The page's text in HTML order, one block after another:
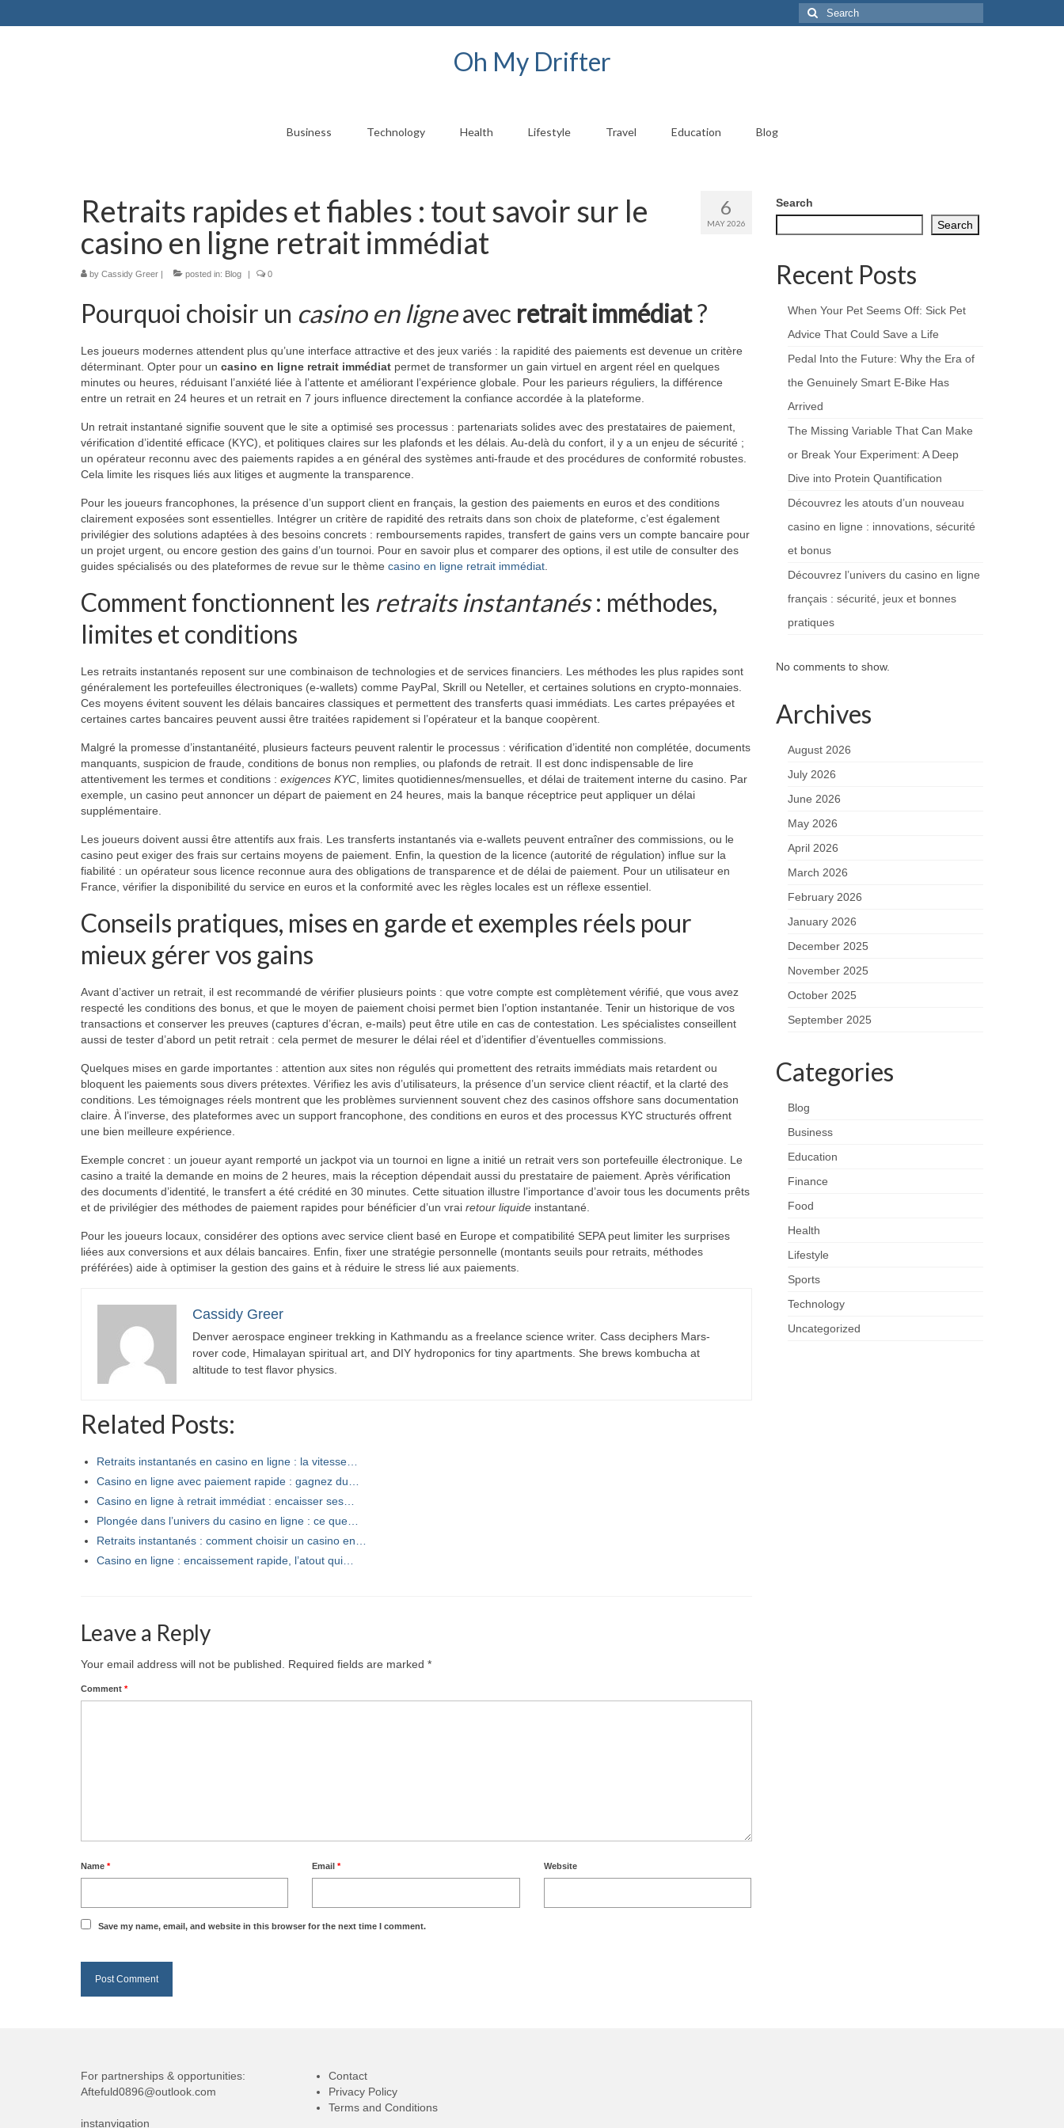
Search
for:
Oh My Drifter
Business Technology Health Lifestyle Travel Education Blog
6
MAY 2026
Retraits rapides et fiables : tout savoir sur le
casino en ligne retrait immédiat
by Cassidy Greer | posted in: Blog | 0
Pourquoi choisir un casino en ligneavec retrait immédiat?
Les joueurs modernes attendent plus qu’une interface attractive et des jeux variés : la rapidité des paiements est devenue un critère
déterminant. Opter pour un casino en ligne retrait immédiat permet de transformer un gain virtuel en argent réel en quelques
minutes ou heures, réduisant l’anxiété liée à l’attente et améliorant l’expérience globale. Pour les parieurs réguliers, la différence
entre un retrait en 24 heures et un retrait en 7 jours influence directement la confiance accordée à la plateforme.
Un retrait instantané signifie souvent que le site a optimisé ses processus : partenariats solides avec des prestataires de paiement,
vérification d’identité efficace (KYC), et politiques claires sur les plafonds et les délais. Au-delà du confort, il y a un enjeu de sécurité ;
un opérateur reconnu avec des paiements rapides a en général des systèmes anti-fraude et des procédures de conformité robustes.
Cela limite les risques liés aux litiges et augmente la transparence.
Pour les joueurs francophones, la présence d’un support client en français, la gestion des paiements en euros et des conditions
clairement exposées sont essentielles. Intégrer un critère de rapidité des retraits dans son choix de plateforme, c’est également
privilégier des solutions adaptées à des besoins concrets : remboursements rapides, transfert de gains vers un compte bancaire pour
un projet urgent, ou encore gestion des gains d’un tournoi. Pour en savoir plus et comparer des options, il est utile de consulter des
guides spécialisés ou des plateformes de revue sur le thème casino en ligne retrait immédiat
Comment fonctionnent les retraits instantanés: méthodes,
limites et conditions
Les retraits instantanés reposent sur une combinaison de technologies et de services financiers. Les méthodes les plus rapides sont
généralement les portefeuilles électroniques (e-wallets) comme PayPal, Skrill ou Neteller, et certaines solutions en crypto-monnaies.
Ces moyens évitent souvent les délais bancaires classiques et permettent des transferts quasi immédiats. Les cartes prépayées et
certaines cartes bancaires peuvent aussi être traitées rapidement si l’opérateur et la banque coopèrent.
Malgré la promesse d’instantanéité, plusieurs facteurs peuvent ralentir le processus : vérification d’identité non complétée, documents
manquants, suspicion de fraude, conditions de bonus non remplies, ou plafonds de retrait. Il est donc indispensable de lire
attentivement les termes et conditions : exigences KYC , limites quotidiennes/mensuelles, et délai de traitement interne du casino. Par
exemple, un casino peut annoncer un départ de paiement en 24 heures, mais la banque réceptrice peut appliquer un délai
supplémentaire.
Les joueurs doivent aussi être attentifs aux frais. Les transferts instantanés via e-wallets peuvent entraîner des commissions, ou le
casino peut exiger des frais sur certains moyens de paiement. Enfin, la question de la licence (autorité de régulation) influe sur la
fiabilité : un opérateur sous licence reconnue aura des obligations de transparence et de délai de paiement. Pour un utilisateur en
France, vérifier la disponibilité du service en euros et la conformité avec les règles locales est un réflexe essentiel.
Conseils pratiques, mises en garde et exemples réels pour
mieux gérer vos gains
Avant d’activer un retrait, il est recommandé de vérifier plusieurs points : que votre compte est complètement vérifié, que vous avez
respecté les conditions des bonus, et que le moyen de paiement choisi permet bien l’option instantanée. Tenir un historique de vos
transactions et conserver les preuves (captures d’écran, e-mails) peut être utile en cas de contestation. Les spécialistes conseillent
aussi de tester d’abord un petit retrait : cela permet de mesurer le délai réel et d’identifier d’éventuelles commissions.
Quelques mises en garde importantes : attention aux sites non régulés qui promettent des retraits immédiats mais retardent ou
bloquent les paiements sous divers prétextes. Vérifiez les avis d’utilisateurs, la présence d’un service client réactif, et la clarté des
conditions. Les témoignages réels montrent que les problèmes surviennent souvent chez des casinos offshore sans documentation
claire. À l’inverse, des plateformes avec un support francophone, des conditions en euros et des processus KYC structurés offrent
une bien meilleure expérience.
Exemple concret : un joueur ayant remporté un jackpot via un tournoi en ligne a initié un retrait vers son portefeuille électronique. Le
casino a traité la demande en moins de 2 heures, mais la réception dépendait aussi du prestataire de paiement. Après vérification
des documents d’identité, le transfert a été crédité en 30 minutes. Cette situation illustre l’importance d’avoir tous les documents prêts
et de privilégier des méthodes de paiement rapides pour bénéficier d’un vrai retour liquide instantané.
Pour les joueurs locaux, considérer des options avec service client basé en Europe et compatibilité SEPA peut limiter les surprises
liées aux conversions et aux délais bancaires. Enfin, fixer une stratégie personnelle (montants seuils pour retraits, méthodes
préférées) aide à optimiser la gestion des gains et à réduire le stress lié aux paiements.
Cassidy Greer
Denver aerospace engineer trekking in Kathmandu as a freelance science writer. Cass deciphers Mars-
rover code, Himalayan spiritual art, and DIY hydroponics for tiny apartments. She brews kombucha at
altitude to test flavor physics.
Related Posts:
Retraits instantanés en casino en ligne : la vitesse…
Casino en ligne avec paiement rapide : gagnez du…
Casino en ligne à retrait immédiat : encaisser ses…
Plongée dans l’univers du casino en ligne : ce que…
Retraits instantanés : comment choisir un casino en…
Casino en ligne : encaissement rapide, l’atout qui…
Leave a Reply
Your email address will not be published. Required fields are marked *
Comment *
Name * Email* Website
Save my name, email, and website in this browser for the next time I comment.
Search
Search
Recent Posts
When Your Pet Seems Off: Sick Pet
Advice That Could Save a Life
Pedal Into the Future: Why the Era of
the Genuinely Smart E-Bike Has
Arrived
The Missing Variable That Can Make
or Break Your Experiment: A Deep
Dive into Protein Quantification
Découvrez les atouts d’un nouveau
casino en ligne : innovations, sécurité
et bonus
Découvrez l’univers du casino en ligne
français : sécurité, jeux et bonnes
pratiques
No comments to show.
Archives
August 2026
July 2026
June 2026
May 2026
April 2026
March 2026
February 2026
January 2026
December 2025
November 2025
October 2025
September 2025
Categories
Blog
Business
Education
Finance
Food
Health
Lifestyle
Sports
Technology
Uncategorized
For partnerships & opportunities:
Aftefuld0896@outlook.com
instanvigation
Contact
Privacy Policy
Terms and Conditions